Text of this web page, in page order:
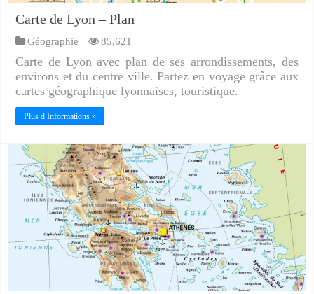
Carte de Lyon – Plan
Géographie 85,621
Carte de Lyon avec plan de ses arrondissements, des
environs et du centre ville. Partez en voyage grâce aux
cartes géographique lyonnaises, touristique.
Plus d Informations »